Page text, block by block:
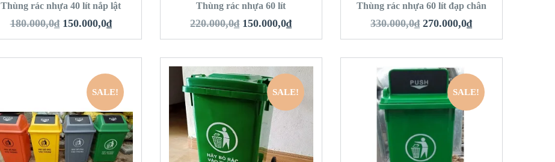
Thùng rác nhựa 40 lít nắp lật
180.000,0₫ 150.000,0₫
Thùng rác nhựa 60 lít
220.000,0₫ 150.000,0₫
Thùng rác nhựa 60 lít đạp chân
330.000,0₫ 270.000,0₫
SALE!
QUICK LOOK
SALE!
QUICK LOOK
SALE!
QUICK LOOK